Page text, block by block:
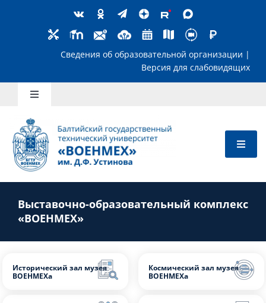
Сведения об образовательной
Toggle
Школьникам
Абитуриентам
Студентам
Преподавателям
Слушателям
Выставочно-образовательный комплекс
«ВОЕНМЕХ»